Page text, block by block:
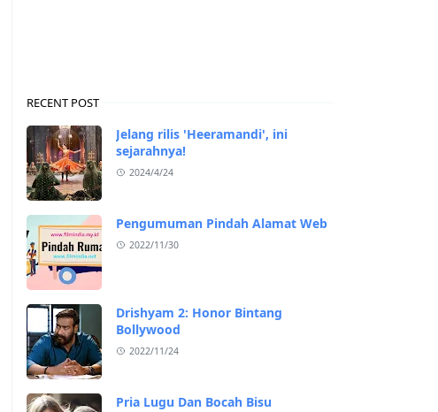
RECENT POST
Jelang rilis 'Heeramandi', ini
sejarahnya!
2024/4/24
Pengumuman Pindah Alamat Web
2022/11/30
Drishyam 2: Honor Bintang
Bollywood
2022/11/24
Pria Lugu Dan Bocah Bisu